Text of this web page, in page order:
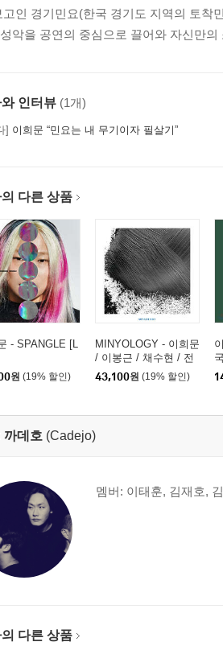
고인 경기민요(한국 경기도 지역의 토착
악을 공연의 중심으로 끌어와 자신만
인터뷰 (1개)
] 이희문 “민요는 내 무기이자 필살기”
다른 상품
- SPANGLE [L
원 (19% 할인)
MINYOLOGY - 이희문
/ 이봉근 / 채수현 / 전
병훈 / Rob Araujo / VO
LOSI / VIDEOTAPEM
P]
43,100원 (19% 할인)
까데호 (Cadejo)
멤버: 이태훈, 김재호,
다른 상품